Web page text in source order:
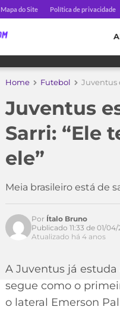
Mapa do Site Política de privacidade
Home Futebol Juventus
Juventus
Sarri: “Ele
ele”
Meia brasileiro está de
Por Ítalo Bruno
Publicado 11:33 de 01/
Atualizado há 4 anos
A Juventus já
segue como o
o lateral Emerson